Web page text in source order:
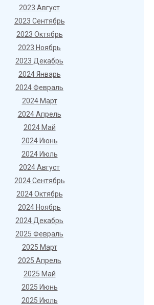
2023 Август
2023 Сентябрь
2023 Октябрь
2023 Ноябрь
2023 Декабрь
2024 Январь
2024 Февраль
2024 Март
2024 Апрель
2024 Май
2024 Июнь
2024 Июль
2024 Август
2024 Сентябрь
2024 Октябрь
2024 Ноябрь
2024 Декабрь
2025 Февраль
2025 Март
2025 Апрель
2025 Май
2025 Июнь
2025 Июль